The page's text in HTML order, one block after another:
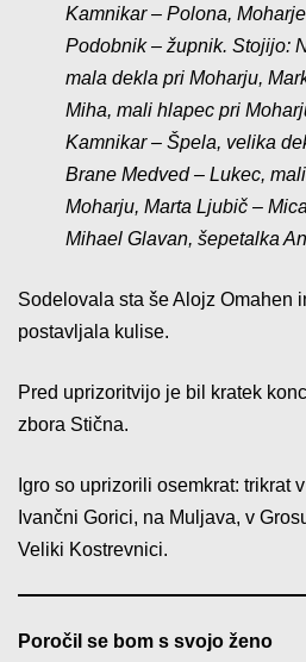
Kamnikar – Polona,
Podobnik – župnik. Stojijo:
mala dekla pri Moharju,
Miha, mali hlapec pri
Kamnikar – Špela, velika
Brane Medved – Lukec,
Moharju, Marta Ljubič –
Mihael Glavan, šepetalka
Sodelovala sta še Alojz Omahen
postavljala kulise.
Pred uprizoritvijo je bil kratek
zbora Stična.
Igro so uprizorili osemkrat: trikrat
Ivančni Gorici, na Muljava, v
Veliki Kostrevnici.
Poročil se bom s svojo ženo